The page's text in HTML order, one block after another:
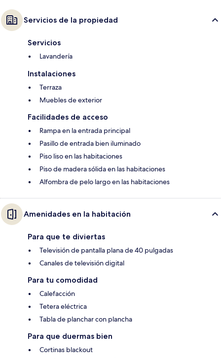
Servicios de la propiedad
Servicios
Lavandería
Instalaciones
Terraza
Muebles de exterior
Facilidades de acceso
Rampa en la entrada principal
Pasillo de entrada bien iluminado
Piso liso en las habitaciones
Piso de madera sólida en las habitaciones
Alfombra de pelo largo en las habitaciones
Amenidades en la habitación
Para que te diviertas
Televisión de pantalla plana de 40 pulgadas
Canales de televisión digital
Para tu comodidad
Calefacción
Tetera eléctrica
Tabla de planchar con plancha
Para que duermas bien
Cortinas blackout